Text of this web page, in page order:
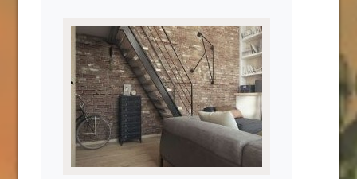
КАК С НАМИ СВЯЗАТЬСЯ
Edgarpo26@gmail.com
axin.ed@yandex.ru
yrikf40@gmail.com
Eltaro-Vrn.ru